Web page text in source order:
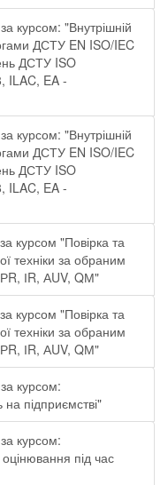
курсом: "Внутрішній
ДСТУ EN ISO/IEC
ДСТУ ISO
ILAC, EA -
курсом: "Внутрішній
ДСТУ EN ISO/IEC
ДСТУ ISO
ILAC, EA -
курсом "Повірка та
техніки за обраним
ІR, АUV, QМ"
курсом "Повірка та
техніки за обраним
ІR, АUV, QМ"
курсом:
підприємстві"
курсом:
під час